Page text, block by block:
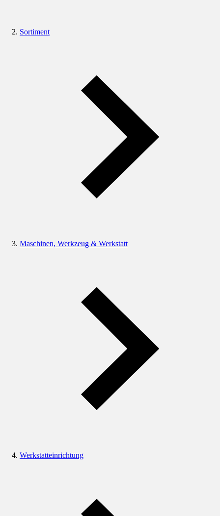
Sortiment
Maschinen, Werkzeug & Werkstatt
Werkstatteinrichtung